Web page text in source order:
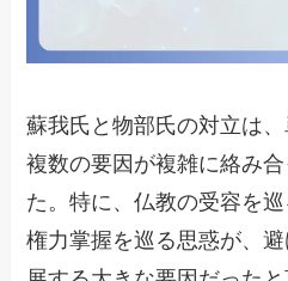
蘇我氏と物部氏の対立は、
複数の要因が複雑に絡み
た。特に、仏教の受容を
権力掌握を巡る思惑が、